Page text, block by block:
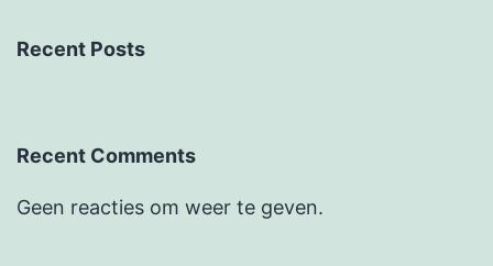
Recent Posts
Recent Comments
Geen reacties om weer te geven.